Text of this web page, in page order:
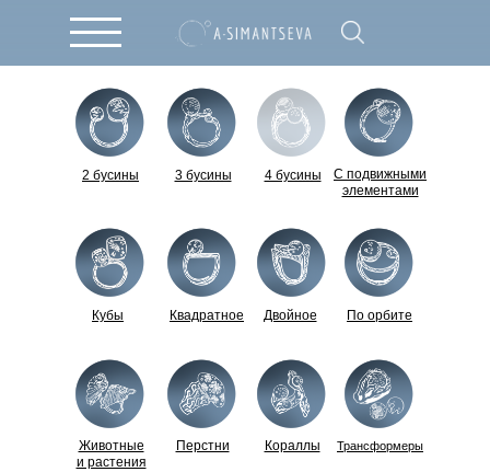
Трансформеры
Кораллы
Перстни
Животные
и растения
2 бусины
С подвижными
элементами
3 бусины 4 бусины
По орбите
Квадратное Двойное
Кубы